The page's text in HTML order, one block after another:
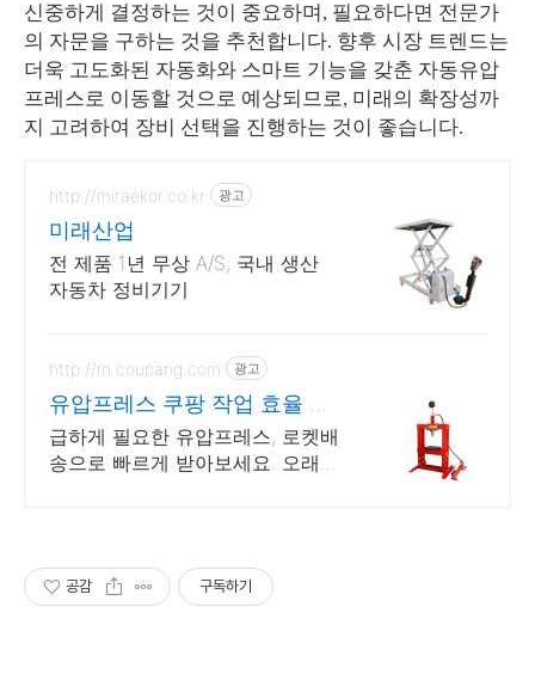
신중하게 결정하는 것이 중요하며, 필요하다면 전문가
의 자문을 구하는 것을 추천합니다. 향후 시장 트렌드는
더욱 고도화된 자동화와 스마트 기능을 갖춘 자동유압
프레스로 이동할 것으로 예상되므로, 미래의 확장성까
지 고려하여 장비 선택을 진행하는 것이 좋습니다.
http://miraekor.co.kr 광고
미래산업
전 제품 1년 무상 A/S, 국내 생산
자동차 정비기기
http://m.coupang.com 광고
유압프레스 쿠팡 작업 효율 높
이는 공구
급하게 필요한 유압프레스, 로켓배
송으로 빠르게 받아보세요. 오래도
공감 구독하기